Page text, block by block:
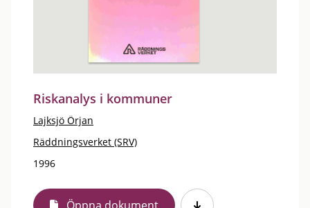
Riskanalys i kommuner
Lajksjö Örjan
Räddningsverket (SRV)
1996